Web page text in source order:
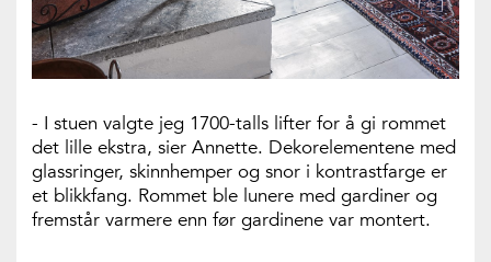
- I stuen valgte jeg 1700-talls lifter for å gi rommet
det lille ekstra, sier Annette. Dekorelementene med
glassringer, skinnhemper og snor i kontrastfarge er
et blikkfang. Rommet ble lunere med gardiner og
fremstår varmere enn før gardinene var montert.